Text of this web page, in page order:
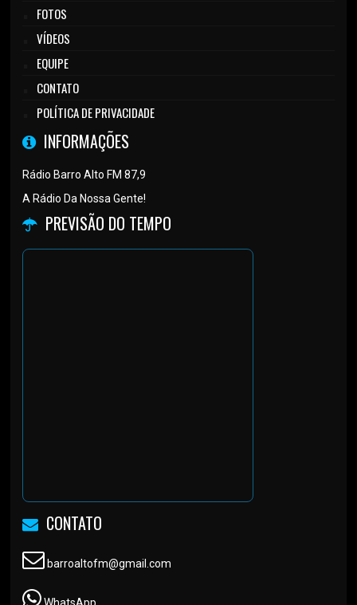
FOTOS
VÍDEOS
EQUIPE
CONTATO
POLÍTICA DE PRIVACIDADE
INFORMAÇÕES
Rádio Barro Alto FM 87,9
A Rádio Da Nossa Gente!
PREVISÃO DO TEMPO
CONTATO
barroaltofm@gmail.com